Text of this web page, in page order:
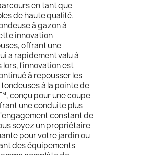
en tant que
de haute qualité.
à gazon à
innovation
offrant une
a rapidement valu à
lors, l'innovation est
à repousser les
à la pointe de
conçu pour une coupe
une conduite plus
constant de
soyez un propriétaire
pour votre jardin ou
des équipements